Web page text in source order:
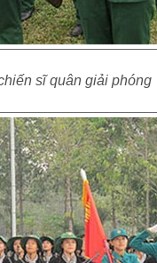
sĩ quân giải phóng